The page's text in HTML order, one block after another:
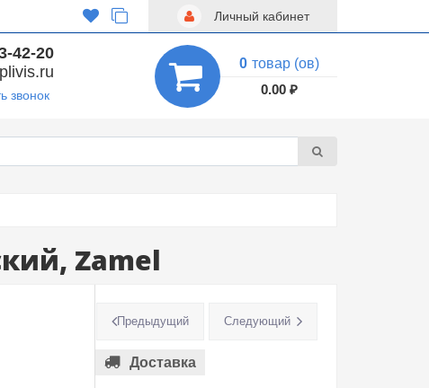
Личный кабинет
42-20
звонок
0 товар (ов)
0.00 ₽
Zamel
Предыдущий Следующий
Доставка